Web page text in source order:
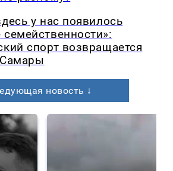
у нас появилось
спорт возвращается
новость ↓